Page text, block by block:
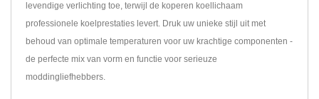
levendige verlichting toe, terwijl de koperen koellichaam
professionele koelprestaties levert. Druk uw unieke stijl uit met
behoud van optimale temperaturen voor uw krachtige componenten -
de perfecte mix van vorm en functie voor serieuze
moddingliefhebbers.